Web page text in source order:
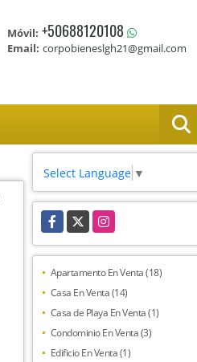
Móvil: +50688120108
Email: corpobieneslgh21@gmail.com
Select Language ▼
Facebook
X Instagram
Apartamento En Venta (18)
Casa En Venta (14)
Casa de Playa En Venta (1)
Condominio En Venta (3)
Edificio En Venta (1)